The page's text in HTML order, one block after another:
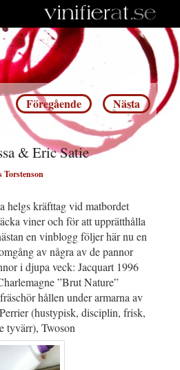
Inläggsnavigering
Föregående Nästa
& Eric Satie
Torstenson
helgs kräfttag vid matbordet
viner och för att upprätthålla
en vinblogg följer här nu en
av några av de pannor
i djupa veck: Jacquart 1996
”Brut Nature”
hållen under armarna av
(hustypisk, disciplin, frisk,
tyvärr), Twoson